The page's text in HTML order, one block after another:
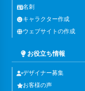
名刺
キャラクター作成
ウェブサイトの作成
お役立ち情報
デザイナー募集
お客様の声